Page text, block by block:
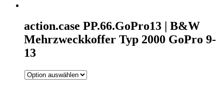
action.case PP.66.GoPro13 | B&W
Mehrzweckkoffer Typ 2000 GoPro 9-
13